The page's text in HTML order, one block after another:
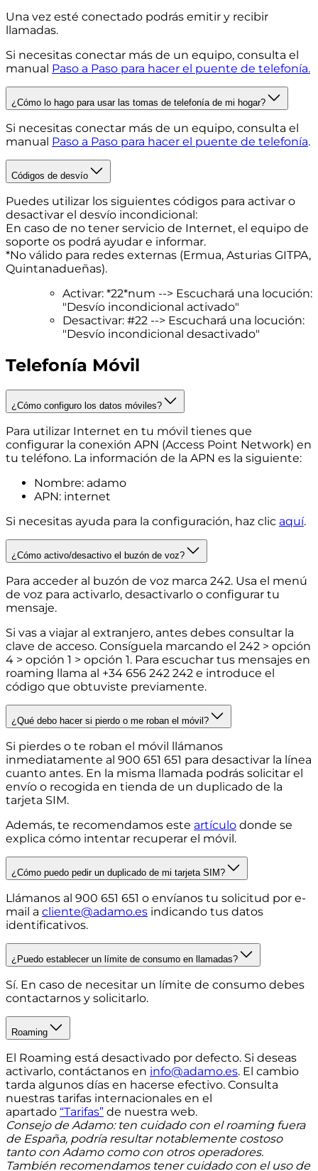
Una vez esté conectado podrás emitir y recibir
llamadas.
Si necesitas conectar más de un equipo, consulta el
manual Paso a Paso para hacer el puente de telefonía.
¿Cómo lo hago para usar las tomas de telefonía de mi hogar?
Si necesitas conectar más de un equipo, consulta el
manual Paso a Paso para hacer el puente de telefonía.
Códigos de desvío
Puedes utilizar los siguientes códigos para activar o
desactivar el desvío incondicional:
En caso de no tener servicio de Internet, el equipo de
soporte os podrá ayudar e informar.
*No válido para redes externas (Ermua, Asturias GITPA,
Quintanadueñas).
Activar: *22*num --> Escuchará una locución:
"Desvío incondicional activado"
Desactivar: #22 --> Escuchará una locución:
"Desvío incondicional desactivado"
Telefonía Móvil
¿Cómo configuro los datos móviles?
Para utilizar Internet en tu móvil tienes que
configurar la conexión APN (Access Point Network) en
tu teléfono. La información de la APN es la siguiente:
Nombre: adamo
APN: internet
Si necesitas ayuda para la configuración, haz clic aquí.
¿Cómo activo/desactivo el buzón de voz?
Para acceder al buzón de voz marca 242. Usa el menú
de voz para activarlo, desactivarlo o configurar tu
mensaje.
Si vas a viajar al extranjero, antes debes consultar la
clave de acceso. Consíguela marcando el 242 > opción
4 > opción 1 > opción 1. Para escuchar tus mensajes en
roaming llama al +34 656 242 242 e introduce el
código que obtuviste previamente.
¿Qué debo hacer si pierdo o me roban el móvil?
Si pierdes o te roban el móvil llámanos
inmediatamente al 900 651 651 para desactivar la línea
cuanto antes. En la misma llamada podrás solicitar el
envío o recogida en tienda de un duplicado de la
tarjeta SIM.
Además, te recomendamos este artículo donde se
explica cómo intentar recuperar el móvil.
¿Cómo puedo pedir un duplicado de mi tarjeta SIM?
Llámanos al 900 651 651 o envíanos tu solicitud por e-
mail a cliente@adamo.es indicando tus datos
identificativos.
¿Puedo establecer un límite de consumo en llamadas?
Sí. En caso de necesitar un límite de consumo debes
contactarnos y solicitarlo.
Roaming
El Roaming está desactivado por defecto. Si deseas
activarlo, contáctanos en info@adamo.es. El cambio
tarda algunos días en hacerse efectivo. Consulta
nuestras tarifas internacionales en el
apartado “Tarifas” de nuestra web.
Consejo de Adamo: ten cuidado con el roaming fuera
de España, podría resultar notablemente costoso
tanto con Adamo como con otros operadores.
También recomendamos tener cuidado con el uso de